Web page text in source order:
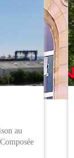
au